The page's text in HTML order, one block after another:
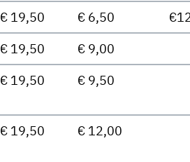
€ 19,50 € 6,50
€ 19,50
€ 9,00
€ 19,50 € 9,50
€ 19,50 € 12,00